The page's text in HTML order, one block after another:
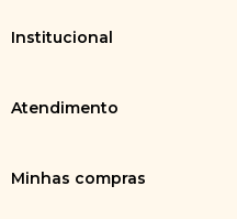
Institucional
Atendimento
Minhas compras